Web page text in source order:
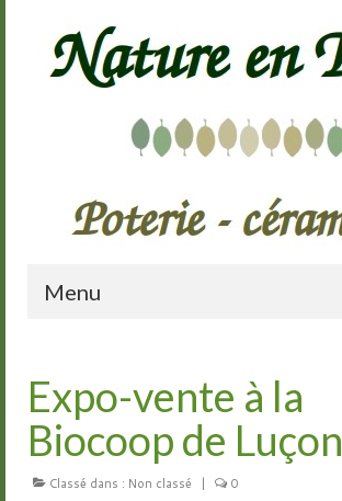
Menu
Présentation
Galerie
Cours de poterie
Expo-vente à la
Biocoop de Luçon
Classé dans : Non classé | 0